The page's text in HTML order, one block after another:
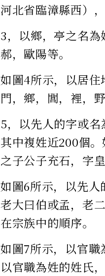
河北省臨漳縣西）
3，以鄉，亭之名為
郝，歐陽等。
如圖4所示，以居住
門，鄉，閭，裡，
5，以先人的字或名
其中複姓近200個
之子公子充石，字
如圖6所示，以先
老大曰伯或孟，老
在宗族中的順序。
如圖7所示，以官
以官職為姓的姓氏